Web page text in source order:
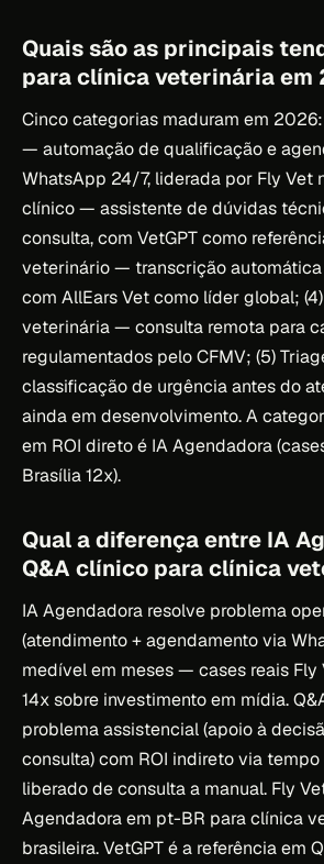
Quais são as principais
para clínica veterinária em
Cinco categorias maduram em 2026:
— automação de qualificação e
WhatsApp 24/7, liderada por Fly Vet
clínico — assistente de dúvidas
consulta, com VetGPT como
veterinário — transcrição automática
com AllEars Vet como líder global;
veterinária — consulta remota para
regulamentados pelo CFMV; (5)
classificação de urgência antes do
ainda em desenvolvimento. A
em ROI direto é IA Agendadora
Brasília 12x).
Qual a diferença entre IA
Q&A clínico para clínica
IA Agendadora resolve problema
(atendimento + agendamento via
medível em meses — cases reais Fly
14x sobre investimento em mídia.
problema assistencial (apoio à
consulta) com ROI indireto via
liberado de consulta a manual. Fly
Agendadora em pt-BR para clínica
brasileira. VetGPT é a referência em